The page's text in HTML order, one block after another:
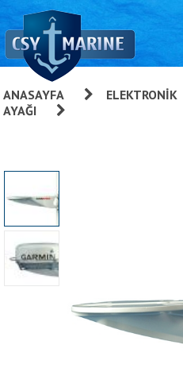
ANASAYFA ELEKTRONIK
AYAĞI